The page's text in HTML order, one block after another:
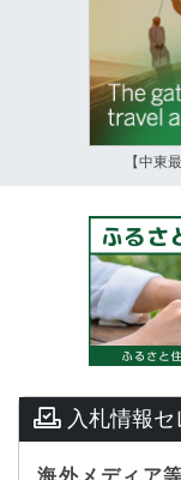
【中東
入札情報セ
海外メディア